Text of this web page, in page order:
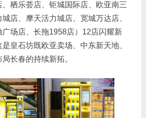
栖乐荟店、钜城国际店、欧亚南三
店、摩天活力城店、宽城万达店、
广场店、长拖1958店）12店闪耀新
皇石坊既欧亚卖场、中东新天地、
长春的持续新拓。